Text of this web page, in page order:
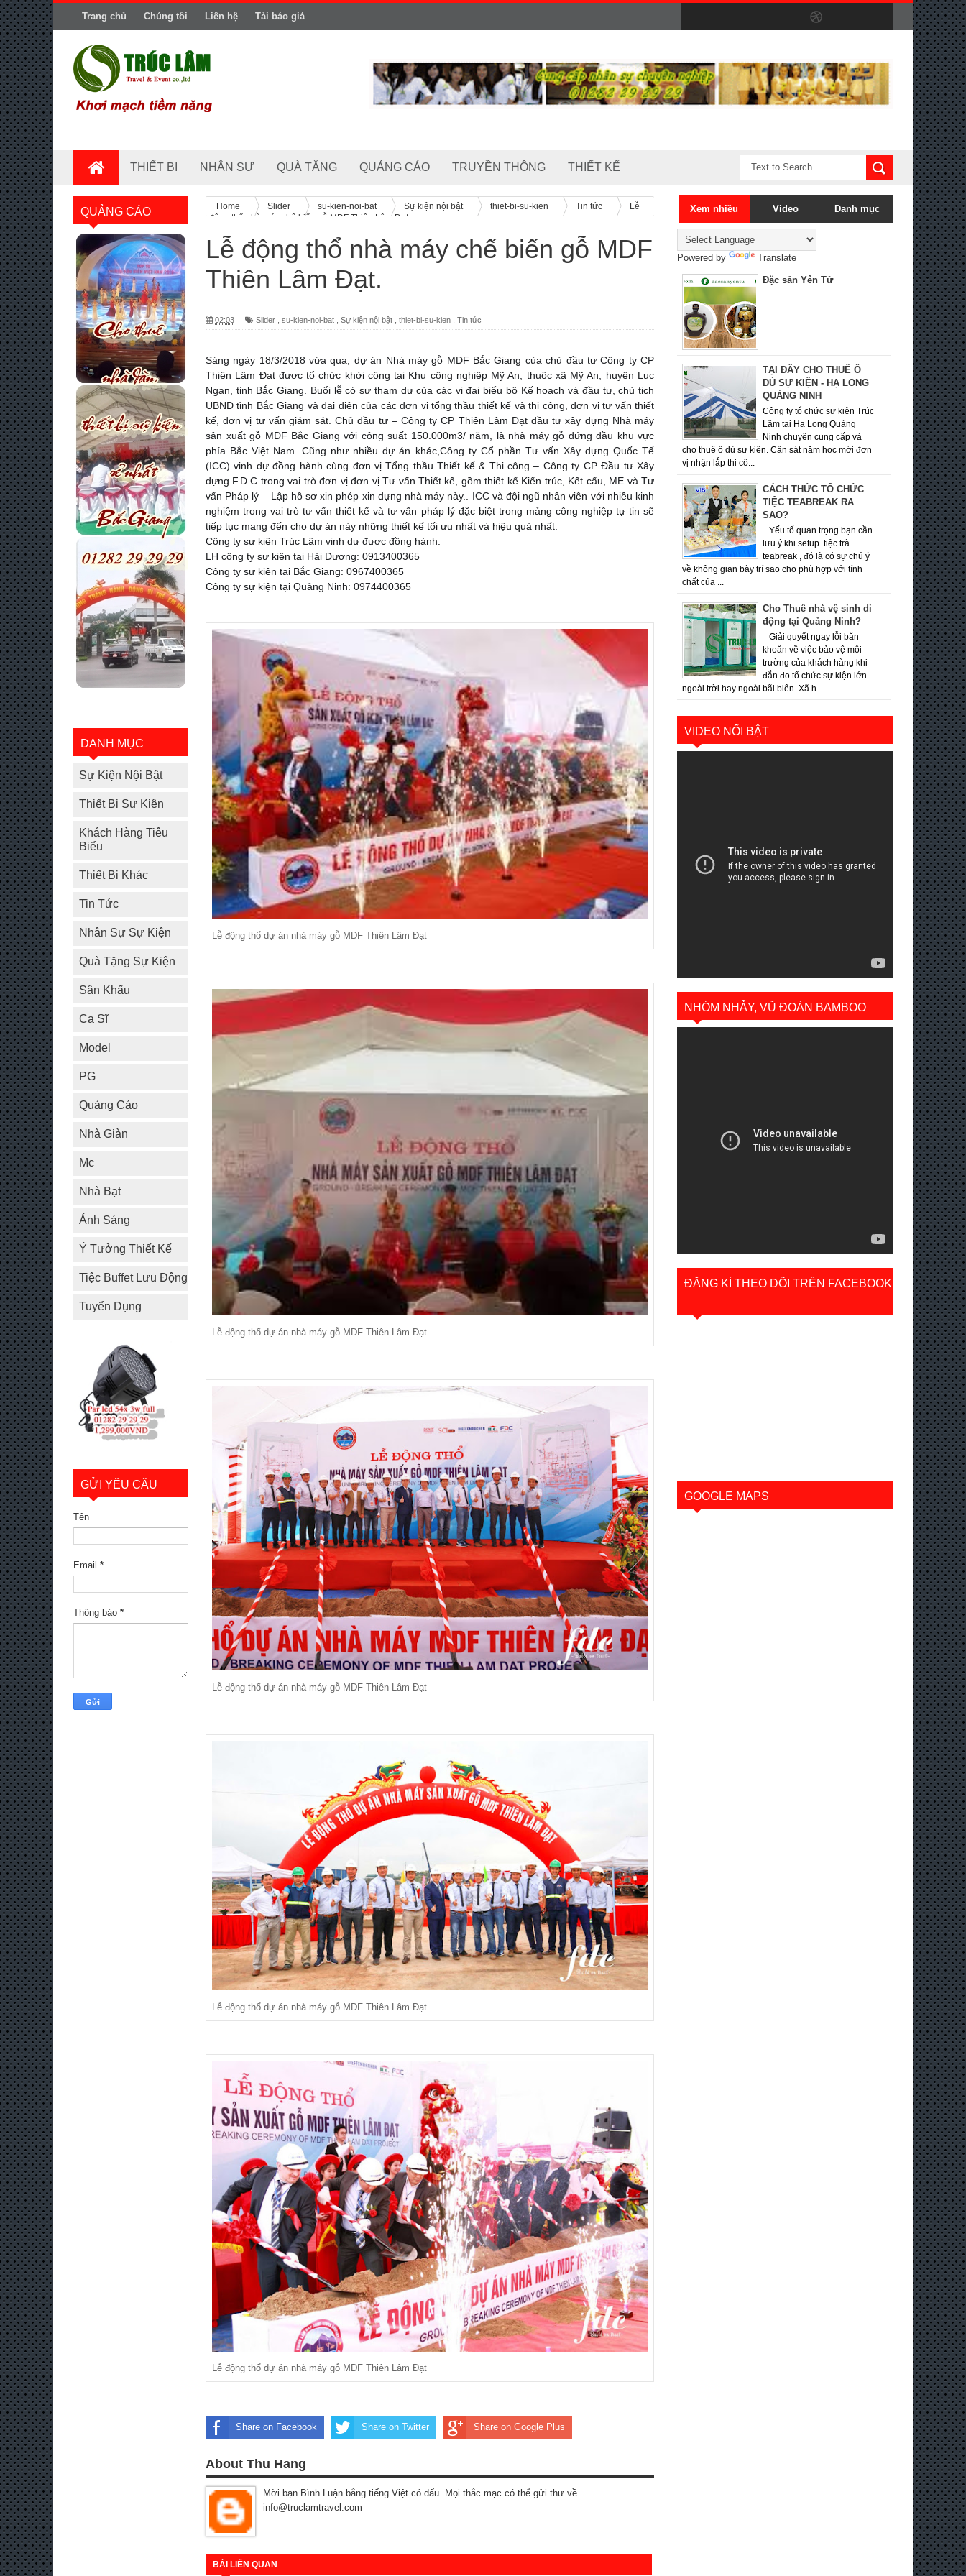
Trang chủ Chúng tôi Liên hệ Tải báo giá
THIẾT BỊ NHÂN SỰ QUÀ TẶNG QUẢNG CÁO TRUYỀN THÔNG THIẾT KẾ
QUẢNG CÁO
DANH MỤC
Sự Kiện Nội Bật
Thiết Bị Sự Kiện
Khách Hàng Tiêu
Biểu
Thiết Bị Khác
Tin Tức
Nhân Sự Sự Kiện
Quà Tặng Sự Kiện
Sân Khấu
Ca Sĩ
Model
PG
Quảng Cáo
Nhà Giàn
Mc
Nhà Bạt
Ánh Sáng
Ý Tưởng Thiết Kế
Tiệc Buffet Lưu Động
Tuyển Dụng
GỬI YÊU CẦU
Tên
Email *
Thông báo *
Home Slider su-kien-noi-bat Sự kiện nội bật thiet-bi-su-kien Tin tức
Lễ
động thổ nhà máy chế biến gỗ MDF Thiên Lâm Đạt.
Lễ động thổ nhà máy chế biến gỗ MDF
Thiên Lâm Đạt.
02:03 Slider su-kien-noi-bat Sự kiện nội bật thiet-bi-su-kien Tin tức
Sáng ngày 18/3/2018 vừa qua, dự án Nhà máy gỗ MDF Bắc Giang của chủ đầu tư Công ty CP
Thiên Lâm Đạt được tổ chức khởi công tại Khu công nghiệp Mỹ An, thuộc xã Mỹ An, huyện Lục
Ngạn, tỉnh Bắc Giang. Buổi lễ có sự tham dự của các vị đại biểu bộ Kế hoạch và đầu tư, chủ tịch
UBND tỉnh Bắc Giang và đại diện của các đơn vị tổng thầu thiết kế và thi công, đơn vị tư vấn thiết
kế, đơn vị tư vấn giám sát. Chủ đầu tư – Công ty CP Thiên Lâm Đạt đầu tư xây dựng Nhà máy
sản xuất gỗ MDF Bắc Giang với công suất 150.000m3/ năm, là nhà máy gỗ đứng đầu khu vực
phía Bắc Việt Nam. Cũng như nhiều dự án khác,Công ty Cổ phần Tư vấn Xây dựng Quốc Tế
(ICC) vinh dự đồng hành cùng đơn vị Tổng thầu Thiết kế & Thi công – Công ty CP Đầu tư Xây
dựng F.D.C trong vai trò đơn vị đơn vị Tư vấn Thiết kế, gồm thiết kế Kiến trúc, Kết cấu, ME và Tư
vấn Pháp lý – Lập hồ sơ xin phép xin dựng nhà máy này.. ICC và đội ngũ nhân viên với nhiều kinh
nghiệm trong vai trò tư vấn thiết kế và tư vấn pháp lý đặc biệt trong mảng công nghiệp tự tin sẽ
tiếp tục mang đến cho dự án này những thiết kế tối ưu nhất và hiệu quả nhất.
Công ty sự kiện Trúc Lâm vinh dự được đồng hành:
LH công ty sự kiện tại Hải Dương: 0913400365
Công ty sự kiện tại Bắc Giang: 0967400365
Công ty sự kiện tại Quảng Ninh: 0974400365
Lễ động thổ dự án nhà máy gỗ MDF Thiên Lâm Đạt
Lễ động thổ dự án nhà máy gỗ MDF Thiên Lâm Đạt
Lễ động thổ dự án nhà máy gỗ MDF Thiên Lâm Đạt
Lễ động thổ dự án nhà máy gỗ MDF Thiên Lâm Đạt
Lễ động thổ dự án nhà máy gỗ MDF Thiên Lâm Đạt
Share on Facebook Share on Twitter Share on Google Plus
About Thu Hang
Mời bạn Bình Luận bằng tiếng Việt có dấu. Mọi thắc mạc có thể gửi thư về
info@truclamtravel.com
BÀI LIÊN QUAN
Xem nhiều Video Danh mục
Powered by Translate
Đặc sản Yên Tử
TẠI ĐÂY CHO THUÊ Ô
DÙ SỰ KIỆN - HẠ LONG
QUẢNG NINH
Công ty tổ chức sự kiện Trúc
Lâm tại Hạ Long Quảng
Ninh chuyên cung cấp và
cho thuê ô dù sự kiện. Cận sát năm học mới đơn
vị nhận lắp thi cô...
CÁCH THỨC TỔ CHỨC
TIỆC TEABREAK RA
SAO?
Yếu tố quan trọng bạn cần
lưu ý khi setup tiệc trà
teabreak , đó là có sự chú ý
về không gian bày trí sao cho phù hợp với tính
chất của ...
Cho Thuê nhà vệ sinh di
động tại Quảng Ninh?
Giải quyết ngay lỗi băn
khoăn về việc bảo vệ môi
trường của khách hàng khi
đắn đo tổ chức sự kiện lớn
ngoài trời hay ngoài bãi biển. Xã h...
VIDEO NỔI BẬT
NHÓM NHẢY, VŨ ĐOÀN BAMBOO
ĐĂNG KÍ THEO DÕI TRÊN FACEBOOK
GOOGLE MAPS